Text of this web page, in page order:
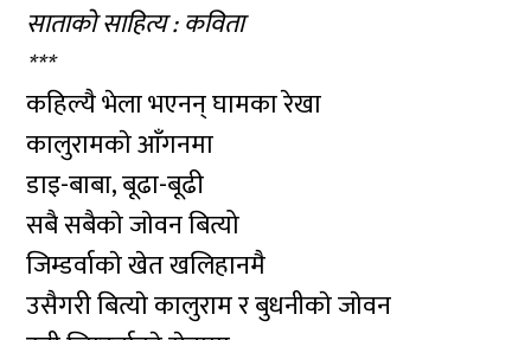
साताको साहित्य : कविता
***
कहिल्यै भेला भएनन् घामका रेखा
कालुरामकाे आँगनमा
डाइ-बाबा, बूढा-बूढी
सबै सबैकाे जाेवन बित्यो
जिम्डर्वाकाे खेत खलिहानमै
उसैगरी बित्याे कालुराम र बुधनीकाे जाेवन